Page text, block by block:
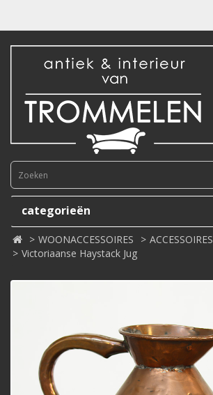
categorieën
WOONACCESSOIRES
ACCESSOIRES
Victoriaanse Haystack Jug